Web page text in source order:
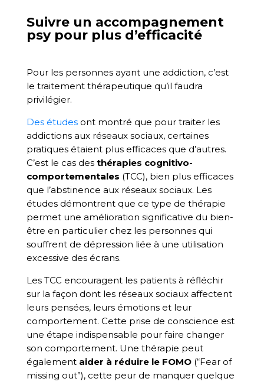
Suivre un accompagnement
psy pour plus d’efficacité
Pour les personnes ayant une addiction, c’est
le traitement thérapeutique qu’il faudra
privilégier.
Des étudesont montré que pour traiter les
addictions aux réseaux sociaux, certaines
pratiques étaient plus efficaces que d’autres.
C’est le cas des thérapies cognitivo-
comportementales (TCC), bien plus efficaces
que l’abstinence aux réseaux sociaux. Les
études démontrent que ce type de thérapie
permet une amélioration significative du bien-
être en particulier chez les personnes qui
souffrent de dépression liée à une utilisation
excessive des écrans.
Les TCC encouragent les patients à réfléchir
sur la façon dont les réseaux sociaux affectent
leurs pensées, leurs émotions et leur
comportement. Cette prise de conscience est
une étape indispensable pour faire changer
son comportement. Une thérapie peut
également aider à réduire le FOMO (“Fear of
missing out”), cette peur de manquer quelque